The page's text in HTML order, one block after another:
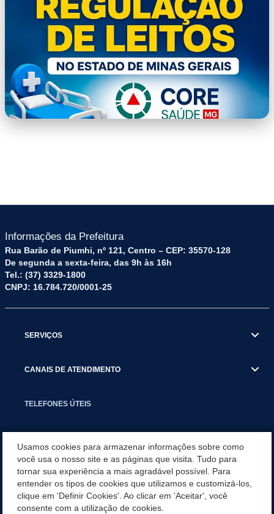
Informações da Prefeitura
Rua Barão de Piumhi, nº 121, Centro – CEP: 35570-128
De segunda a sexta-feira, das 9h às 16h
Tel.: (37) 3329-1800
CNPJ: 16.784.720/0001-25
SERVIÇOS
CANAIS DE ATENDIMENTO
TELEFONES ÚTEIS
NOTÍCIAS
APLICATIVO
Usamos cookies para armazenar informações sobre como
você usa o nosso site e as páginas que visita. Tudo para
tornar sua experiência a mais agradável possível. Para
entender os tipos de cookies que utilizamos e customizá-los,
clique em 'Definir Cookies'. Ao clicar em 'Aceitar', você
consente com a utilização de cookies.